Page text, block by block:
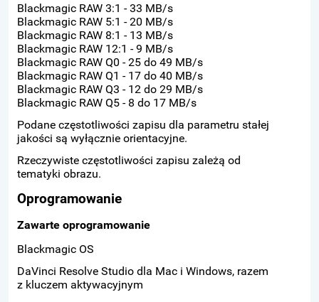
Blackmagic RAW 3:1 - 33 MB/s
Blackmagic RAW 5:1 - 20 MB/s
Blackmagic RAW 8:1 - 13 MB/s
Blackmagic RAW 12:1 - 9 MB/s
Blackmagic RAW Q0 - 25 do 49 MB/s
Blackmagic RAW Q1 - 17 do 40 MB/s
Blackmagic RAW Q3 - 12 do 29 MB/s
Blackmagic RAW Q5 - 8 do 17 MB/s
Podane częstotliwości zapisu dla parametru stałej
jakości są wyłącznie orientacyjne.
Rzeczywiste częstotliwości zapisu zależą od
tematyki obrazu.
Oprogramowanie
Zawarte oprogramowanie
Blackmagic OS
DaVinci Resolve Studio dla Mac i Windows, razem
z kluczem aktywacyjnym